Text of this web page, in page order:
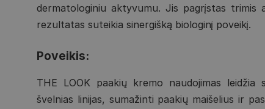
dermatologiniu aktyvumu. Jis pagrįstas trimis
rezultatas suteikia sinergišką biologinį poveikį.
Poveikis:
THE LOOK paakių kremo naudojimas leidžia
švelnias linijas, sumažinti paakių maišelius ir